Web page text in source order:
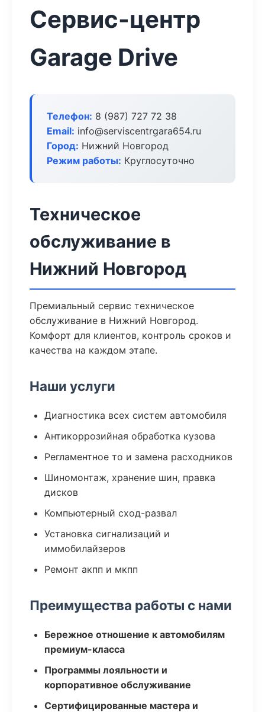
Сервис-центр
Garage Drive
Телефон: 8 (987) 727 72 38
Email: info@serviscentrgara654.ru
Город: Нижний Новгород
Режим работы: Круглосуточно
Техническое
обслуживание в
Нижний Новгород
Премиальный сервис техническое
обслуживание в Нижний Новгород.
Комфорт для клиентов, контроль сроков и
качества на каждом этапе.
Наши услуги
Диагностика всех систем автомобиля
Антикоррозийная обработка кузова
Регламентное то и замена расходников
Шиномонтаж, хранение шин, правка
дисков
Компьютерный сход-развал
Установка сигнализаций и
иммобилайзеров
Ремонт акпп и мкпп
Преимущества работы с нами
Бережное отношение к автомобилям
премиум-класса
Программы лояльности и
корпоративное обслуживание
Сертифицированные мастера и